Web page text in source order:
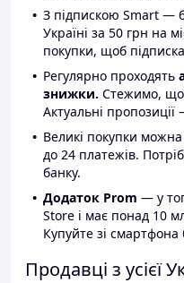
З підпискою Smart —
Україні за 50 грн на
покупки, щоб
Регулярно проходять
знижки. Стежимо,
Актуальні пропозиції
Великі покупки можна
до 24 платежів.
банку.
Додаток Prom — у
Store і має понад 10
Купуйте зі смартфона
Продавці з усієї